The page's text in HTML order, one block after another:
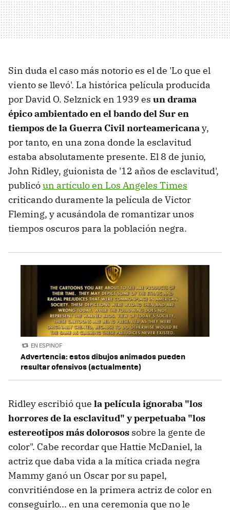
Sin duda el caso más notorio es el de 'Lo que el
viento se llevó'. La histórica película producida
por David O. Selznick en 1939 es un drama
épico ambientado en el bando del Sur en
tiempos de la Guerra Civil norteamericanay,
por tanto, en una zona donde la esclavitud
estaba absolutamente presente. El 8 de junio,
John Ridley, guionista de '12 años de esclavitud',
publicóun artículo en Los Angeles Times
criticando duramente la película de Victor
Fleming, y acusándola de romantizar unos
tiempos oscuros para la población negra.
EN ESPINOF
Advertencia: estos dibujos animados pueden
resultar ofensivos (actualmente)
Ridley escribió que la película ignoraba "los
horrores de la esclavitud" y perpetuaba "los
estereotipos más dolorosos sobre la gente de
color". Cabe recordar que Hattie McDaniel, la
actriz que daba vida a la mítica criada negra
Mammy ganó un Oscar por su papel,
convritiéndose en la primera actriz de color en
conseguirlo... en una ceremonia que no le